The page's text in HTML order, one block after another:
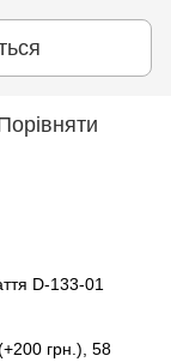
D-133-01
грн.), 58